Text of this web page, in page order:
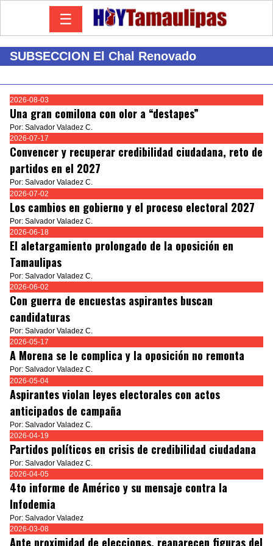
☰
SUBSECCION El Chal Renovado
2026-08-03
Una gran comilona con olor a “destapes”
Por: Salvador Valadez C.
2026-07-17
Convencer y recuperar credibilidad ciudadana, reto de
partidos en el 2027
Por: Salvador Valadez C.
2026-07-02
Los cambios en gobierno y el proceso electoral 2027
Por: Salvador Valadez C.
2026-06-18
El aletargamiento prolongado de la oposición en
Tamaulipas
Por: Salvador Valadez C.
2026-06-02
Con guerra de encuestas aspirantes buscan
candidaturas
Por: Salvador Valadez C.
2026-05-17
A Morena se le complica y la oposición no remonta
Por: Salvador Valadez C.
2026-05-04
Aspirantes violan leyes electorales con actos
anticipados de campaña
Por: Salvador Valadez C.
2026-04-19
Partidos políticos en crisis de credibilidad ciudadana
Por: Salvador Valadez C.
2026-04-05
4to informe de Américo y su mensaje contra la
Infodemia
Por: Salvador Valadez
2026-03-08
Ante proximidad de elecciones, reaparecen figuras del